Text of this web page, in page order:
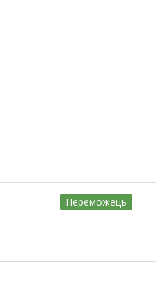
Переможець